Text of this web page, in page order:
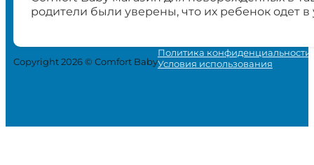
родители были уверены, что их ребенок одет
Copyright 2026 © Comfort Baby
Политика конфиденциальности
Условия использования